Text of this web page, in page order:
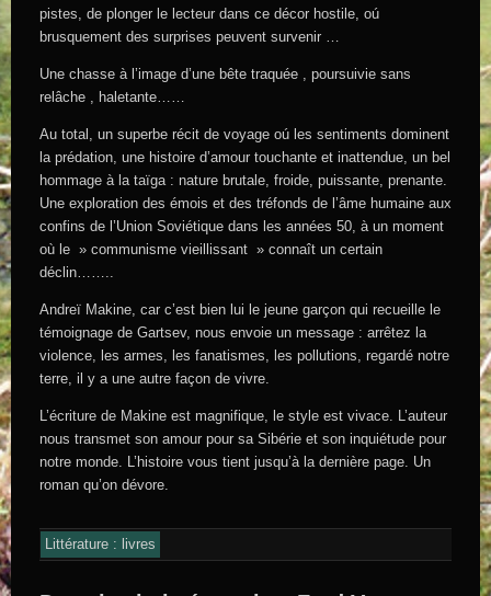
pistes, de plonger le lecteur dans ce décor hostile, oú
brusquement des surprises peuvent survenir …
Une chasse à l’image d’une bête traquée , poursuivie sans
relâche , haletante……
Au total, un superbe récit de voyage oú les sentiments dominent
la prédation, une histoire d’amour touchante et inattendue, un bel
hommage à la taïga : nature brutale, froide, puissante, prenante.
Une exploration des émois et des tréfonds de l’âme humaine aux
confins de l’Union Soviétique dans les années 50, à un moment
où le » communisme vieillissant » connaît un certain
déclin……..
Andreï Makine, car c’est bien lui le jeune garçon qui recueille le
témoignage de Gartsev, nous envoie un message : arrêtez la
violence, les armes, les fanatismes, les pollutions, regardé notre
terre, il y a une autre façon de vivre.
L’écriture de Makine est magnifique, le style est vivace. L’auteur
nous transmet son amour pour sa Sibérie et son inquiétude pour
notre monde. L’histoire vous tient jusqu’à la dernière page. Un
roman qu’on dévore.
Littérature : livres